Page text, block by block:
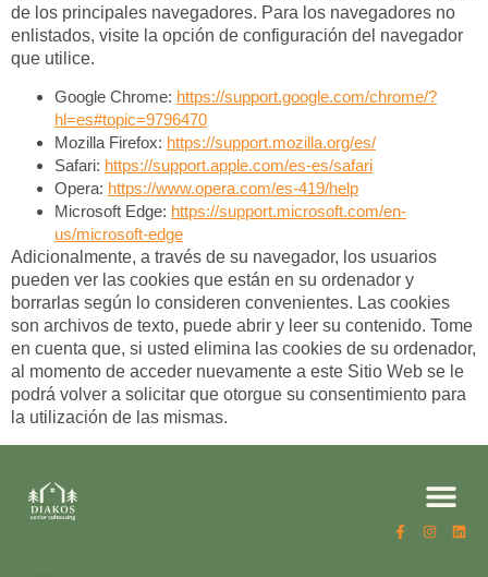
de los principales navegadores. Para los navegadores no
enlistados, visite la opción de configuración del navegador
que utilice.
Google Chrome: https://support.google.com/chrome/?
hl=es#topic=9796470
Mozilla Firefox: https://support.mozilla.org/es/
Safari: https://support.apple.com/es-es/safari
Opera: https://www.opera.com/es-419/help
Microsoft Edge: https://support.microsoft.com/en-
us/microsoft-edge
Adicionalmente, a través de su navegador, los usuarios
pueden ver las cookies que están en su ordenador y
borrarlas según lo consideren convenientes. Las cookies
son archivos de texto, puede abrir y leer su contenido. Tome
en cuenta que, si usted elimina las cookies de su ordenador,
al momento de acceder nuevamente a este Sitio Web se le
podrá volver a solicitar que otorgue su consentimiento para
la utilización de las mismas.